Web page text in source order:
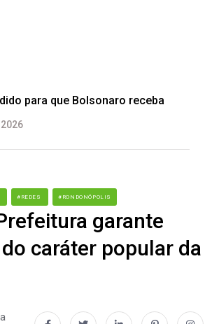
para que Bolsonaro receba
#REDES #RONDONÓPOLIS
garante
caráter popular da